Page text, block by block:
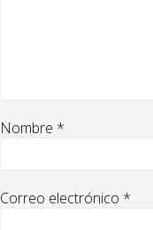
Nombre *
Correo electrónico *